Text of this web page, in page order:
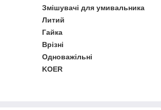
Змішувачі для умивальника
Литий
Гайка
Врізні
Одноважільні
KOER